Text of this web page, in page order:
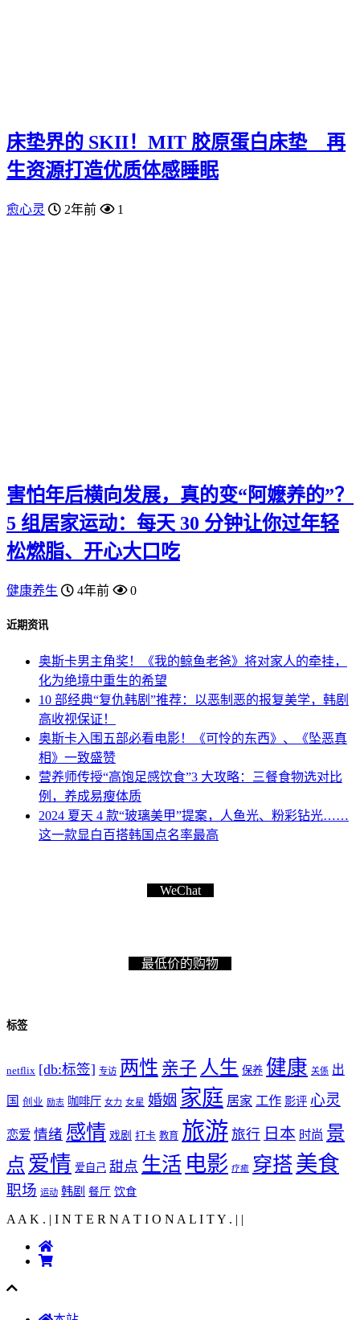
床垫界的 SKII！MIT 胶原蛋白床垫 再
生资源打造优质体感睡眠
愈心灵 2年前 1
害怕年后横向发展，真的变“阿嬷养的”？
5 组居家运动：每天 30 分钟让你过年轻
松燃脂、开心大口吃
健康养生 4年前 0
近期资讯
奥斯卡男主角奖！《我的鲸鱼老爸》将对家人的牵挂，
化为绝境中重生的希望
10 部经典“复仇韩剧”推荐：以恶制恶的报复美学，韩剧
高收视保证！
奥斯卡入围五部必看电影！《可怜的东西》、《坠恶真
相》一致盛赞
营养师传授“高饱足感饮食”3 大攻略：三餐食物选对比
例，养成易瘦体质
2024 夏天 4 款“玻璃美甲”提案，人鱼光、粉彩钻光……
这一款显白百搭韩国点名率最高
WeChat
最低价的购物
标签
netflix [db:标签] 专访 两性 亲子 人生 保养 健康 关係 出
国 创业 励志 咖啡厅 女力 女星 婚姻 家庭 居家 工作 影评 心灵
恋爱 情绪 感情 戏剧 打卡 教育 旅游 旅行 日本 时尚 景
点 爱情 爱自己 甜点 生活 电影 疗癒 穿搭美食
职场 运动 韩剧 餐厅 饮食
A A K . | I N T E R N A T I O N A L I T Y . | |